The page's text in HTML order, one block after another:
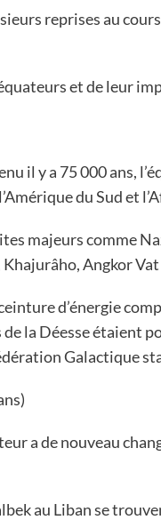
reprises au
et de leur
il y a 75 000 ans,
du Sud et
majeurs comme
Angkor Vat
d’énergie
la Déesse étaient
Galactique
a de nouveau
au Liban se